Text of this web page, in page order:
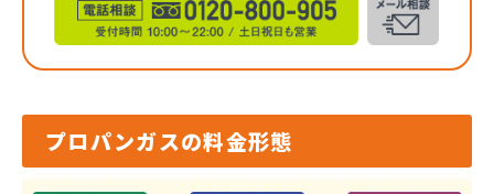
プロパンガスの料金形態